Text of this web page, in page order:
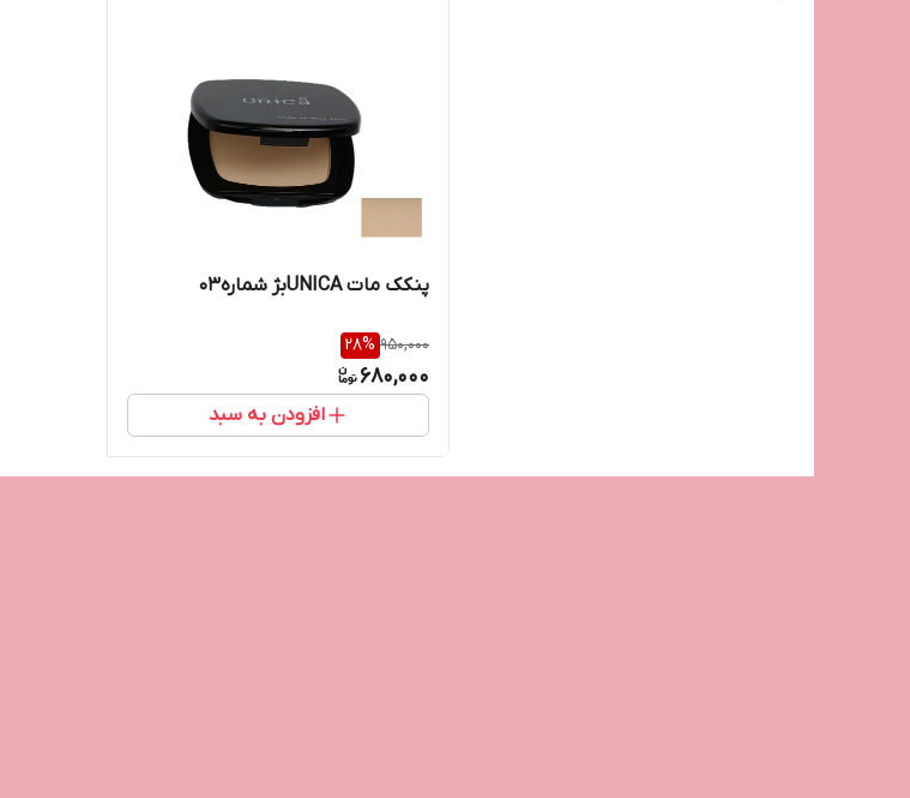
پنکک مات UNICAبژ شماره03
950,000
28%
680,000
افزودن به سبد